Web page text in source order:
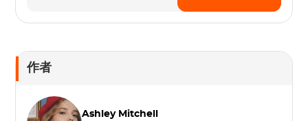
作者
Ashley Mitchell